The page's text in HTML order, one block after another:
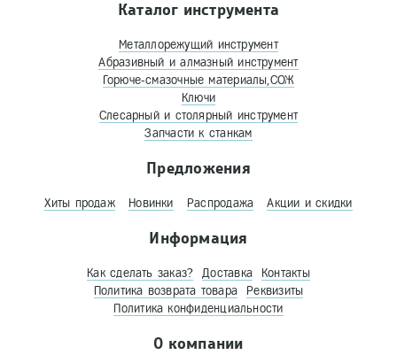
Каталог инструмента
Металлорежущий инструмент
Абразивный и алмазный инструмент
Горюче-смазочные материалы,СОЖ
Ключи
Слесарный и столярный инструмент
Запчасти к станкам
Предложения
Хиты продаж Новинки Распродажа Акции и скидки
Информация
Как сделать заказ? Доставка
Контакты
Политика возврата товара
Реквизиты
Политика конфиденциальности
О компании